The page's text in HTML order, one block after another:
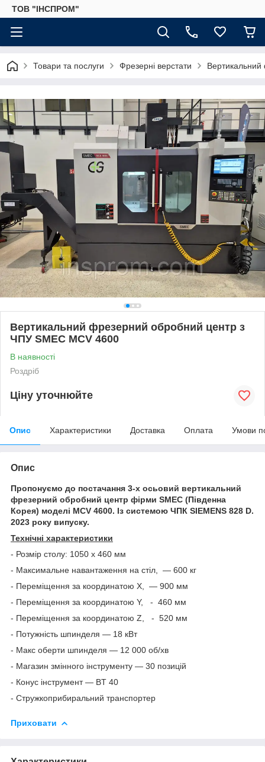
ТОВ "ІНСПРОМ"
Товари та послуги Фрезерні верстати
Вертикальний фрезерний обробний центр з
ЧПУ SMEC MCV 4600
В наявності
Роздріб
Ціну уточнюйте
Опис Характеристики Доставка Оплата Умови
Опис
Пропонуємо до постачання 3-х осьовий вертикальний
фрезерний обробний центр фірми SMEC (Південна
Корея) моделі MCV 4600. Із системою ЧПК SIEMENS 828 D.
2023 року випуску.
Технічні характеристики
- Розмір столу: 1050 х 460 мм
- Максимальне навантаження на стіл, — 600 кг
- Переміщення за координатою X, — 900 мм
- Переміщення за координатою Y, - 460 мм
- Переміщення за координатою Z, - 520 мм
- Потужність шпинделя — 18 кВт
- Макс оберти шпинделя — 12 000 об/хв
- Магазин змінного інструменту — 30 позицій
- Конус інструмент — BT 40
- Стружкоприбиральний транспортер
Приховати